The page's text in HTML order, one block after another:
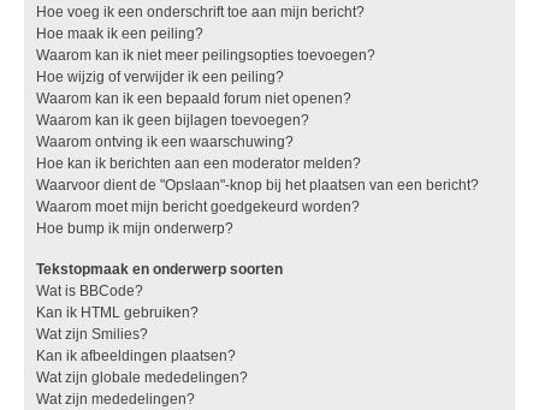
Hoe voeg ik een onderschrift toe aan mijn bericht?
Hoe maak ik een peiling?
Waarom kan ik niet meer peilingsopties toevoegen?
Hoe wijzig of verwijder ik een peiling?
Waarom kan ik een bepaald forum niet openen?
Waarom kan ik geen bijlagen toevoegen?
Waarom ontving ik een waarschuwing?
Hoe kan ik berichten aan een moderator melden?
Waarvoor dient de "Opslaan"-knop bij het plaatsen van een bericht?
Waarom moet mijn bericht goedgekeurd worden?
Hoe bump ik mijn onderwerp?
Tekstopmaak en onderwerp soorten
Wat is BBCode?
Kan ik HTML gebruiken?
Wat zijn Smilies?
Kan ik afbeeldingen plaatsen?
Wat zijn globale mededelingen?
Wat zijn mededelingen?